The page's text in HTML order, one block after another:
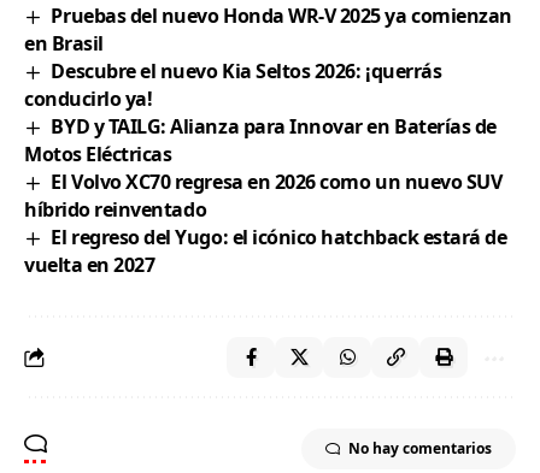
Pruebas del nuevo Honda WR-V 2025 ya comienzan
en Brasil
Descubre el nuevo Kia Seltos 2026: ¡querrás
conducirlo ya!
BYD y TAILG: Alianza para Innovar en Baterías de
Motos Eléctricas
El Volvo XC70 regresa en 2026 como un nuevo SUV
híbrido reinventado
El regreso del Yugo: el icónico hatchback estará de
vuelta en 2027
No hay comentarios